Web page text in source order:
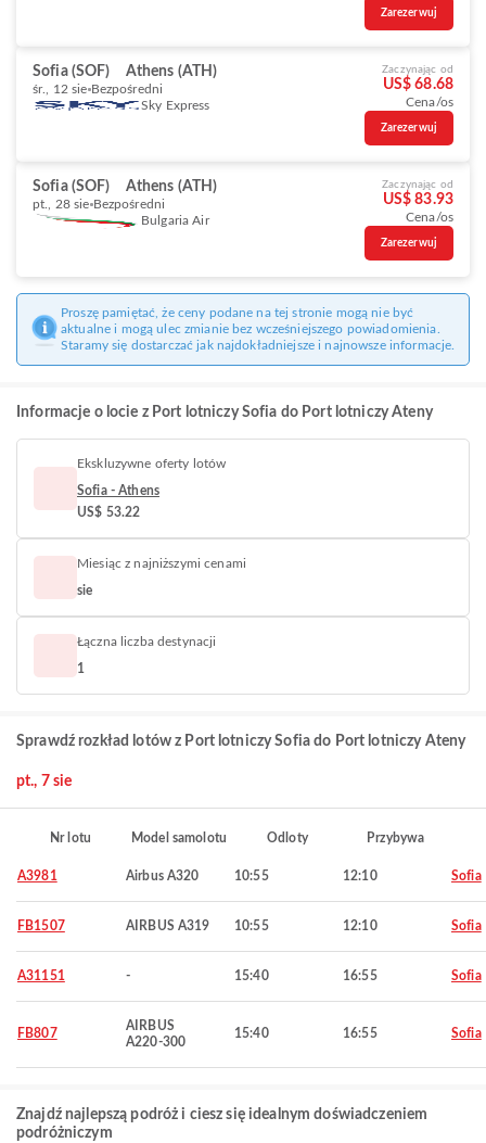
Zarezerwuj
Sofia (SOF) Athens (ATH)
śr., 12 sie Bezpośredni
Sky Express
Zaczynając od
US$ 68.68
Cena/os
Zarezerwuj
Sofia (SOF) Athens (ATH)
pt., 28 sie Bezpośredni
Bulgaria Air
Zaczynając od
US$ 83.93
Cena/os
Zarezerwuj
Proszę pamiętać, że ceny podane na tej stronie mogą nie być
aktualne i mogą ulec zmianie bez wcześniejszego powiadomienia.
Staramy się dostarczać jak najdokładniejsze i najnowsze informacje.
Informacje o locie z Port lotniczy Sofia do Port lotniczy Ateny
Ekskluzywne oferty lotów
Sofia - Athens
US$ 53.22
Miesiąc z najniższymi cenami
sie
Łączna liczba destynacji
1
Sprawdź rozkład lotów z Port lotniczy Sofia do Port lotniczy Ateny
pt., 7 sie
Nr lotu Model samolotu Odloty Przybywa
A3981 Airbus A320 10:55 12:10 Sofia
FB1507 AIRBUS A319 10:55 12:10 Sofia
A31151 - 15:40 16:55 Sofia
FB807
AIRBUS
A220-300
15:40 16:55 Sofia
Znajdź najlepszą podróż i ciesz się idealnym doświadczeniem
podróżniczym